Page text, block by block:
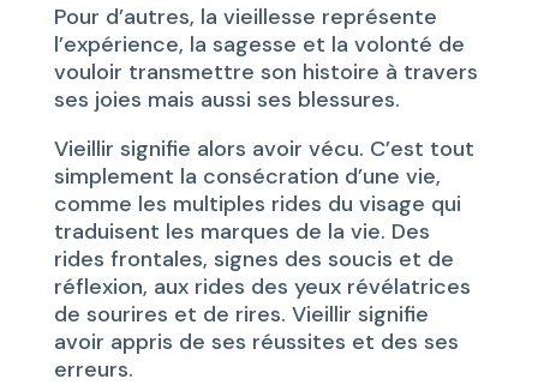
Pour d’autres, la vieillesse représente
l’expérience, la sagesse et la volonté de
vouloir transmettre son histoire à travers
ses joies mais aussi ses blessures.
Vieillir signifie alors avoir vécu. C’est tout
simplement la consécration d’une vie,
comme les multiples rides du visage qui
traduisent les marques de la vie. Des
rides frontales, signes des soucis et de
réflexion, aux rides des yeux révélatrices
de sourires et de rires. Vieillir signifie
avoir appris de ses réussites et des ses
erreurs.